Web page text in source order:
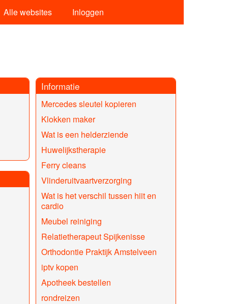
Alle websites Inloggen
Informatie
Mercedes sleutel kopieren
Klokken maker
Wat is een helderziende
Huwelijkstherapie
Ferry cleans
Vlinderuitvaartverzorging
Wat is het verschil tussen hiit en
cardio
Meubel reiniging
Relatietherapeut Spijkenisse
Orthodontie Praktijk Amstelveen
iptv kopen
Apotheek bestellen
rondreizen